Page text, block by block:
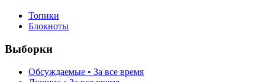
Топики
Блокноты
Выборки
Обсуждаемые • За все время